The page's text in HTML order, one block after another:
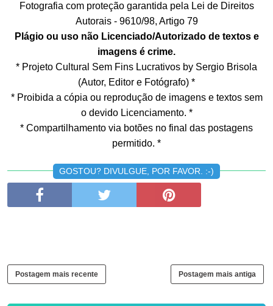
Fotografia com proteção garantida pela Lei de Direitos
Autorais - 9610/98, Artigo 79
Plágio ou uso não Licenciado/Autorizado de textos e
imagens é crime.
* Projeto Cultural Sem Fins Lucrativos by Sergio Brisola
(Autor, Editor e Fotógrafo) *
* Proibida a cópia ou reprodução de imagens e textos sem
o devido Licenciamento. *
* Compartilhamento via botões no final das postagens
permitido. *
GOSTOU? DIVULGUE, POR FAVOR. :-)
Postagem mais recente Postagem mais antiga